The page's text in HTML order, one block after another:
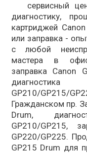
сервисный
диагностику,
картриджей
или заправка -
с любой
мастера в
заправка Canon
GP210/
Гражданском пр.
Drum,
GP210/GP215,
GP220/GP225.
GP215 Drum для